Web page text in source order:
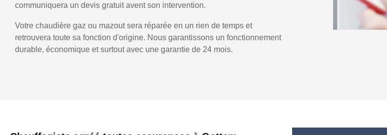
communiquera un devis gratuit avent son intervention.
Votre chaudière gaz ou mazout sera réparée en un rien de temps et
retrouvera toute sa fonction d'origine. Nous garantissons un fonctionnement
durable, économique et surtout avec une garantie de 24 mois.